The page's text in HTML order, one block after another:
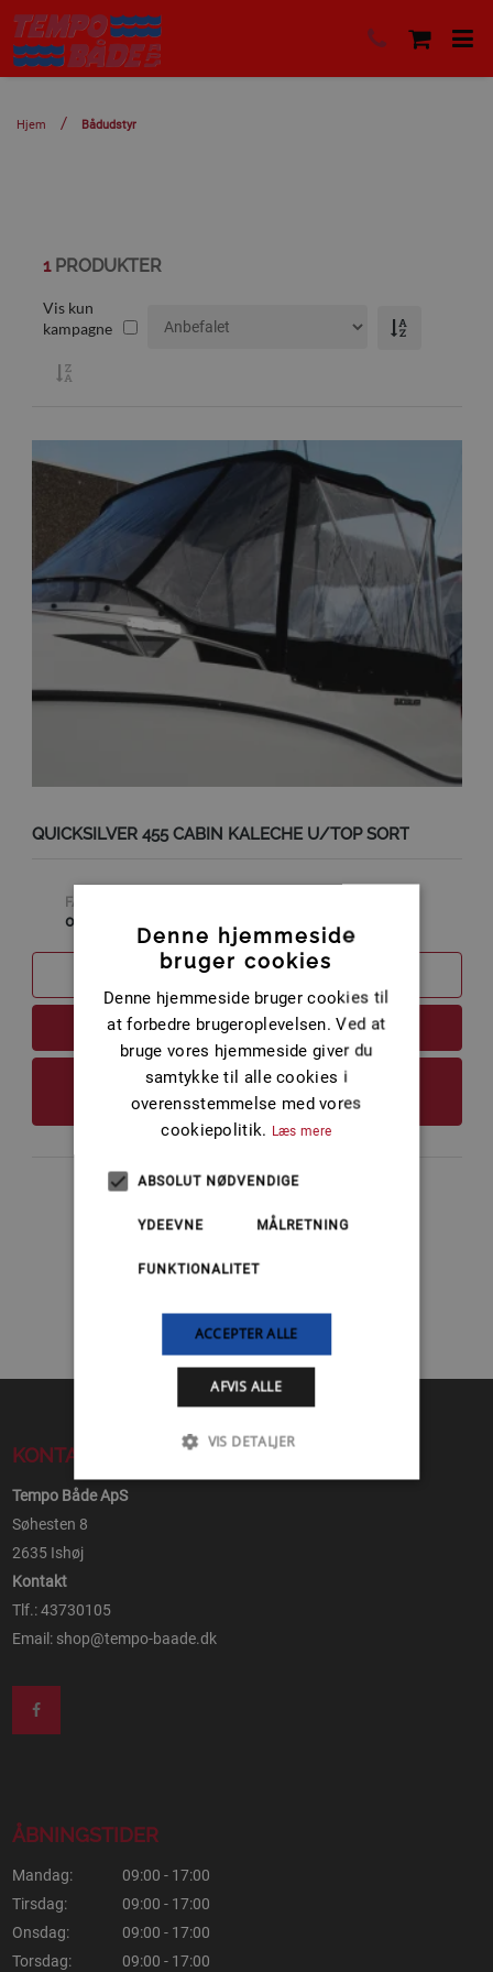
Hjem Bådudstyr
1PRODUKTER
Vis kun
kampagne
QUICKSILVER 455 CABIN KALECHE U/TOP SORT
FABRIKAT
0
SAMMENLIGN
LÆS MERE
FØJ TIL KURV
KONTAKT
Tempo Både ApS
Søhesten 8
2635 Ishøj
Kontakt
Tlf.: 43730105
Email: shop@tempo-baade.dk
ÅBNINGSTIDER
Mandag:
09:00 - 17:00
Tirsdag:
09:00 - 17:00
Onsdag:
09:00 - 17:00
Torsdag:
09:00 - 17:00
Denne hjemmeside
bruger cookies
Denne hjemmeside bruger cookies til
at forbedre brugeroplevelsen. Ved at
bruge vores hjemmeside giver du
samtykke til alle cookies i
overensstemmelse med vores
cookiepolitik. Læs mere
ABSOLUT NØDVENDIGE
YDEEVNE MÅLRETNING
FUNKTIONALITET
ACCEPTER ALLE
AFVIS ALLE
VIS DETALJER